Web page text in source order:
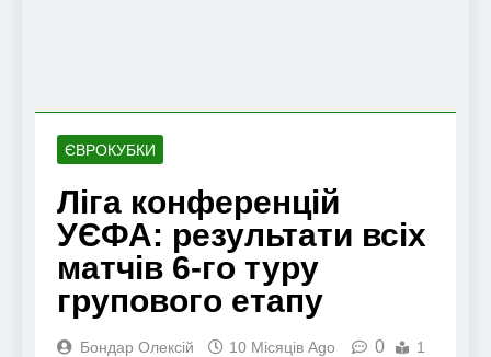
ЄВРОКУБКИ
Ліга конференцій
УЄФА: результати всіх
матчів 6-го туру
групового етапу
Бондар Олексій 10 Місяців Ago 0
1